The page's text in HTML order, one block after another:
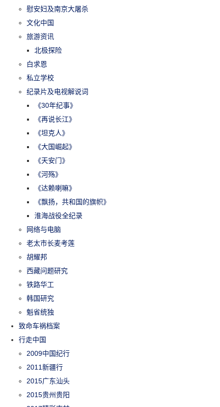
慰安妇及南京大屠杀
文化中国
旅游资讯
北极探险
白求恩
私立学校
纪录片及电视解说词
《30年纪事》
《再说长江》
《坦克人》
《大国崛起》
《天安门》
《河殇》
《达赖喇嘛》
《飘扬，共和国的旗帜》
淮海战役全纪录
网络与电脑
老太市长麦考莲
胡耀邦
西藏问题研究
铁路华工
韩国研究
魁省统独
致命车祸档案
行走中国
2009中国纪行
2011新疆行
2015广东汕头
2015贵州贵阳